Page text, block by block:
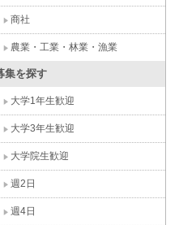
商社
農業・工業・林業・漁業
集を探す
大学1年生歓迎
大学3年生歓迎
大学院生歓迎
週2日
週4日